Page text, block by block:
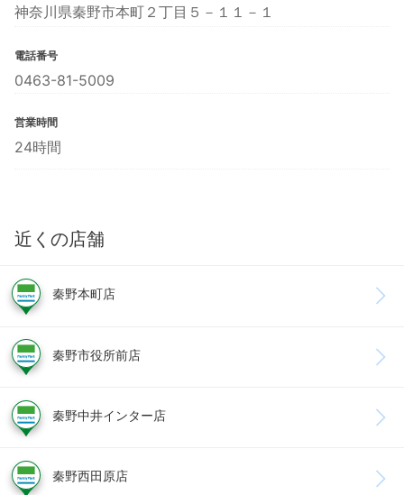
神奈川県秦野市本町２丁目５－１１－１
電話番号
0463-81-5009
営業時間
24時間
近くの店舗
秦野本町店
秦野市役所前店
秦野中井インター店
秦野西田原店